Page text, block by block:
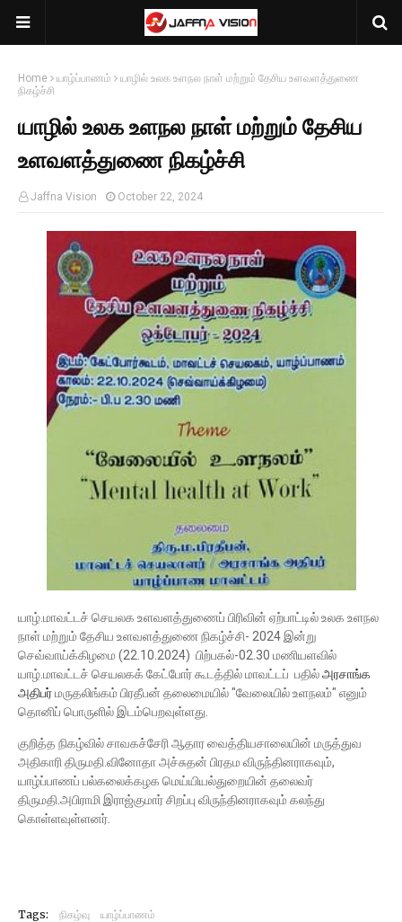
Home யாழ்ப்பாணம்
யாழில் உலக உளநல நாள் மற்றும் தேசிய உளவளத்துணை
நிகழ்ச்சி
யாழில் உலக உளநல நாள் மற்றும் தேசிய
உளவளத்துணை நிகழ்ச்சி
Jaffna Vision October 22, 2024
யாழ்.மாவட்டச் செயலக உளவளத்துணைப் பிரிவின் ஏற்பாட் டில் உலக உளநல
நாள் மற்றும் தேசிய உளவளத்துணை நிகழ்ச்சி- 2024 இன்று
செவ்வாய்க்கிழமை (22.10.2024) பிற்பகல்-02.30 மணியளவில்
யாழ்.மாவட்டச் செயலகக் கேட்போர் கூடத்தில் மாவட்டப் பதில்அரசாங்க
அதிபர்மருதலிங்கம் பிரதீபன் தலைமையில் "வேலையில் உளநலம்" எனும்
தொனிப் பொருளில் இடம்பெறவுள்ளது.
குறித்த நிகழ்வில் சாவகச்சேரி ஆதார வைத்தியசாலையின் மருத்துவ
அதிகாரி திருமதி.வினோதா அச்சுதன் பிரதம விருந்தினராகவும்,
யாழ்ப்பாணப் பல்கலைக்கழக மெய்யியல்துறையின் தலைவர்
திருமதி.அபிராமி இராஜ்குமார் சிறப்பு விருந்தினராகவும் கலந்து
கொள்ளவுள்ளனர்.
Tags: நிகழ்வு யாழ்ப்பாணம்